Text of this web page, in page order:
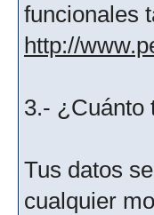
funcionales
http://
3.- ¿Cuánto
Tus datos
cualquier